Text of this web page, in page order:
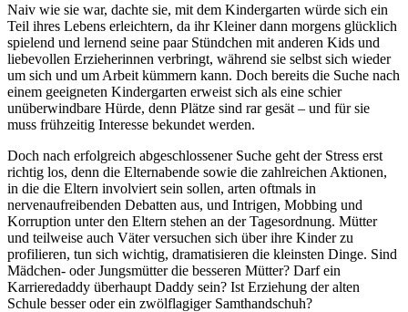
Naiv wie sie war, dachte sie, mit dem Kindergarten würde sich ein
Teil ihres Lebens erleichtern, da ihr Kleiner dann morgens glücklich
spielend und lernend seine paar Stündchen mit anderen Kids und
liebevollen Erzieherinnen verbringt, während sie selbst sich wieder
um sich und um Arbeit kümmern kann. Doch bereits die Suche nach
einem geeigneten Kindergarten erweist sich als eine schier
unüberwindbare Hürde, denn Plätze sind rar gesät – und für sie
muss frühzeitig Interesse bekundet werden.
Doch nach erfolgreich abgeschlossener Suche geht der Stress erst
richtig los, denn die Elternabende sowie die zahlreichen Aktionen,
in die die Eltern involviert sein sollen, arten oftmals in
nervenaufreibenden Debatten aus, und Intrigen, Mobbing und
Korruption unter den Eltern stehen an der Tagesordnung. Mütter
und teilweise auch Väter versuchen sich über ihre Kinder zu
profilieren, tun sich wichtig, dramatisieren die kleinsten Dinge. Sind
Mädchen- oder Jungsmütter die besseren Mütter? Darf ein
Karrieredaddy überhaupt Daddy sein? Ist Erziehung der alten
Schule besser oder ein zwölflagiger Samthandschuh?